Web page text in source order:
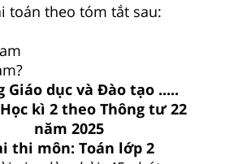
toán theo tóm tắt sau:
cam?
Giáo dục và Đào tạo .....
kì 2 theo Thông tư 22
năm 2025
thi môn: Toán lớp 2